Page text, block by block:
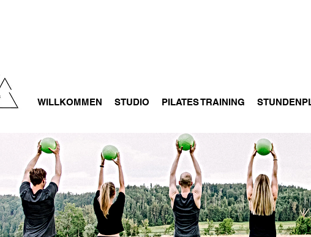
WILLKOMMEN STUDIO PILATES TRAINING